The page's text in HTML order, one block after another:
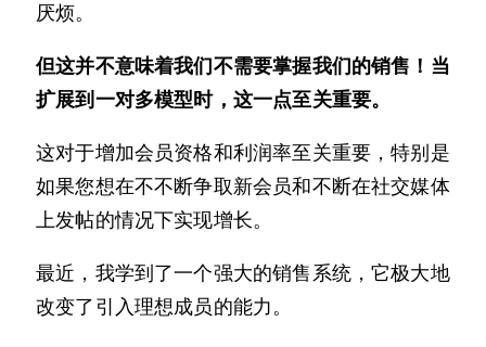
厌烦。
但这并不意味着我们不需要掌握我们的销售！当
扩展到一对多模型时，这一点至关重要。
这对于增加会员资格和利润率至关重要，特别是
如果您想在不不断争取新会员和不断在社交媒体
上发帖的情况下实现增长。
最近，我学到了一个强大的销售系统，它极大地
改变了引入理想成员的能力。